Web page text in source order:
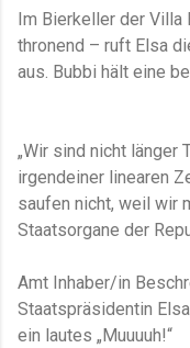
Im Bierkeller der
thronend – ruft Elsa
aus. Bubbi hält eine
„Wir sind nicht länger
irgendeiner linearen
saufen nicht, weil wir
Staatsorgane der
Amt Inhaber/in
Staatspräsidentin
ein lautes „Muuuuh!“